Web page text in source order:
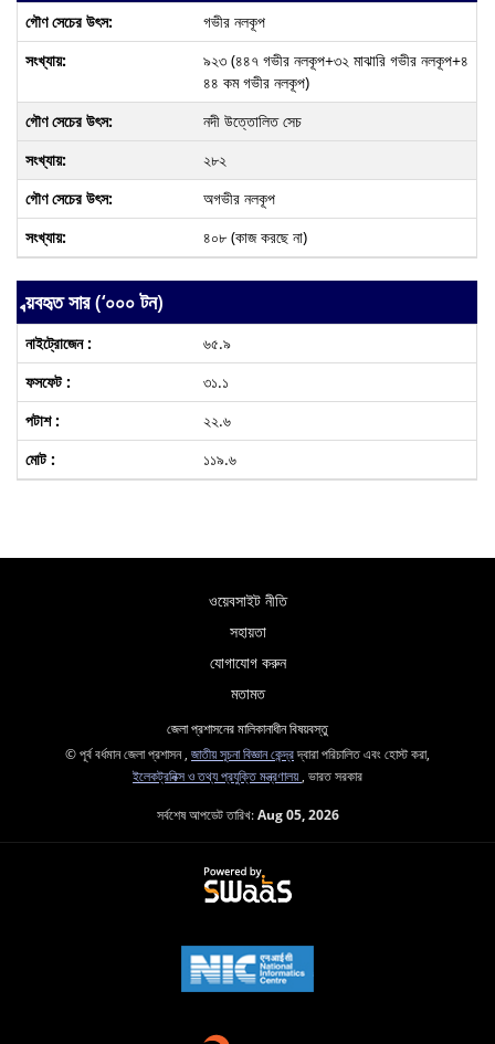
গভীর নলকূপ
৯২৩ (৪৪৭ গভীর নলকূপ+৩২ মাঝারি গভীর নলকূপ+৪
৪৪ কম গভীর নলকূপ)
নদী উত্তোলিত সেচ
২৮২
অগভীর নলকূপ
৪০৮ (কাজ করছে না)
ব্য়বহৃত সার (‘০০০ টন)
৬৫.৯
৩১.১
২২.৬
১১৯.৬
ওয়েবসাইট নীতি
সহায়তা
যোগাযোগ করুন
মতামত
জেলা প্রশাসনের মালিকানাধীন বিষয়বস্তু
© পূর্ব বর্ধমান জেলা প্রশাসন , জাতীয় সূচনা বিজ্ঞান কেন্দ্রদ্বারা পরিচালিত এবং হোস্ট করা,
ইলেকট্রনিক্স ও তথ্য প্রযুক্তি মন্ত্রণালয় , ভারত সরকার
সর্বশেষ আপডেট তারিখ:Aug 05, 2026